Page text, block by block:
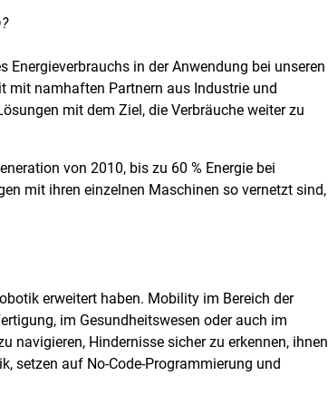
Energieverbrauchs in der Anwendung bei unseren
mit namhaften Partnern aus Industrie und
mit dem Ziel, die Verbräuche weiter zu
von 2010, bis zu 60 % Energie bei
mit ihren einzelnen Maschinen so vernetzt sind,
erweitert haben. Mobility im Bereich der
im Gesundheitswesen oder auch im
navigieren, Hindernisse sicher zu erkennen, ihnen
setzen auf No-Code-Programmierung und